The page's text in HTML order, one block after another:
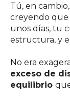
Tú, en
creyendo que
unos días, tu
estructura, y
No era
exceso de
equilibrio